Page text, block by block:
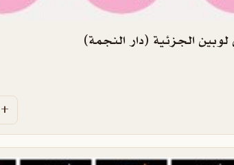
الجزئية (دار النجمة)